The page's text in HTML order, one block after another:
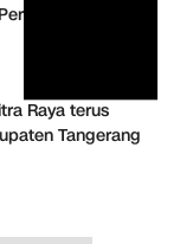
HP
Raya terus
Tangerang